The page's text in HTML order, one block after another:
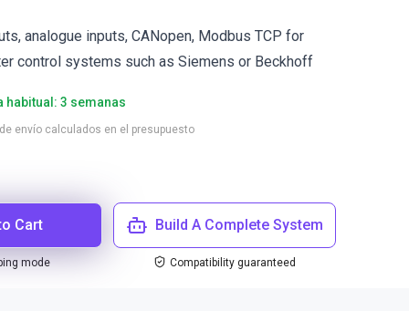
analogue inputs, CANopen, Modbus TCP for
control systems such as Siemens or Beckhoff
habitual: 3 semanas
envío calculados en el presupuesto
Cart
mode
Build A Complete System
Compatibility guaranteed